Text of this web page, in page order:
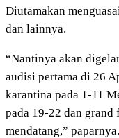
Diutamakan
dan lainnya.
“Nantinya akan
audisi pertama di 26
karantina pada 1-11
pada 19-22 dan
mendatang,” paparnya.